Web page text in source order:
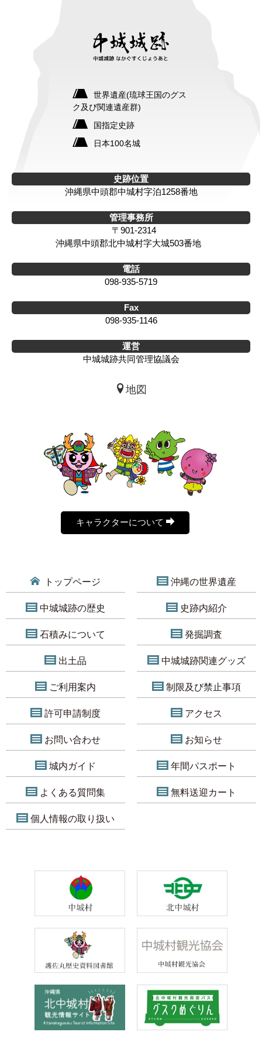
世界遺産(琉球王国のグス
ク及び関連遺産群)
国指定史跡
日本100名城
史跡位置
沖縄県中頭郡中城村字泊1258番地
管理事務所
〒901-2314
沖縄県中頭郡北中城村字大城503番地
電話
098-935-5719
Fax
098-935-1146
運営
中城城跡共同管理協議会
地図
キャラクターについて
トップページ 沖縄の世界遺産
中城城跡の歴史 史跡内紹介
石積みについて 発掘調査
出土品 中城城跡関連グッズ
ご利用案内 制限及び禁止事項
許可申請制度 アクセス
お問い合わせ お知らせ
城内ガイド 年間パスポート
よくある質問集 無料送迎カート
個人情報の取り扱い